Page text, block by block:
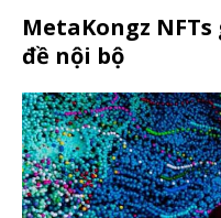
MetaKongz
đề nội bộ